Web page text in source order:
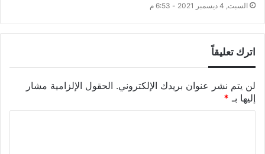
السبت, 4 ديسمبر 2021 - 6:53 م
اترك تعليقاً
لن يتم نشر عنوان بريدك الإلكتروني. الحقول الإلزامية مشار
إليها بـ *